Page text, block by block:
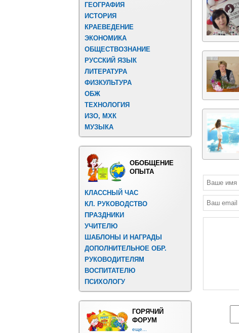
ГЕОГРАФИЯ
ИСТОРИЯ
КРАЕВЕДЕНИЕ
ЭКОНОМИКА
ОБЩЕСТВОЗНАНИЕ
РУССКИЙ ЯЗЫК
ЛИТЕРАТУРА
ФИЗКУЛЬТУРА
ОБЖ
ТЕХНОЛОГИЯ
ИЗО, МХК
МУЗЫКА
ОБОБЩЕНИЕ
ОПЫТА
КЛАССНЫЙ ЧАС
КЛ. РУКОВОДСТВО
ПРАЗДНИКИ
УЧИТЕЛЮ
ШАБЛОНЫ И НАГРАДЫ
ДОПОЛНИТЕЛЬНОЕ ОБР.
РУКОВОДИТЕЛЯМ
ВОСПИТАТЕЛЮ
ПСИХОЛОГУ
ГОРЯЧИЙ
ФОРУМ
еще...